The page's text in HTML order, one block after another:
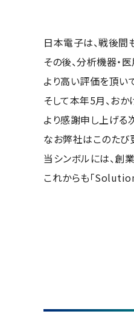
日本電子は、戦後間
その後、分析機器・
より高い評価を頂い
そして本年5月、お
より感謝申し上げる
なお弊社はこのたび
当シンボルには、創
これからも「